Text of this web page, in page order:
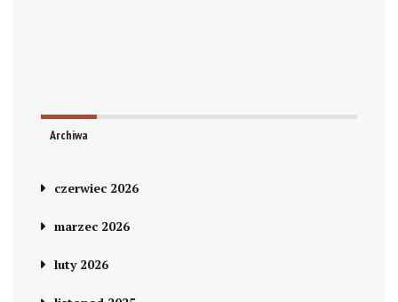
Archiwa
czerwiec 2026
marzec 2026
luty 2026